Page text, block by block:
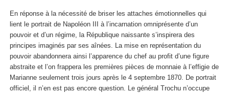
En réponse à la nécessité de briser les attaches émotionnelles qui
lient le portrait de Napoléon III à l’incarnation omniprésente d’un
pouvoir et d’un régime, la République naissante s’inspirera des
principes imaginés par ses aînées. La mise en représentation du
pouvoir abandonnera ainsi l’apparence du chef au profit d’une figure
abstraite et l’on frappera les premières pièces de monnaie à l’effigie de
Marianne seulement trois jours après le 4 septembre 1870. De portrait
officiel, il n’en est pas encore question. Le général Trochu n’occupe